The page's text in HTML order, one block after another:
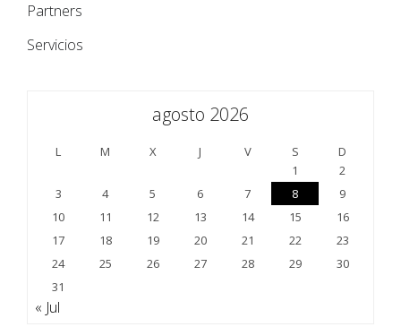
Partners
Servicios
agosto 2026
L M X J V S
D
1
2
3
4 5 6 7 8
9
10
11 12 13 14 15
16
17
18 19 20 21 22
23
24
25 26 27 28 29
30
31
« Jul